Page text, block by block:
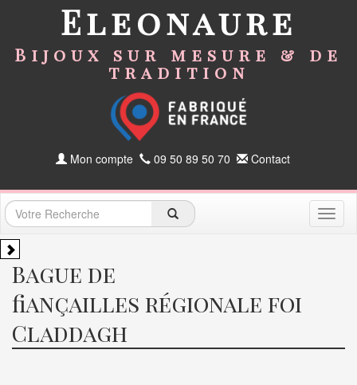
Eleonaure
Bijoux sur mesure & de
tradition
Mon compte 09 50 89 50 70 Contact
Bague de
fiançailles régionale foi
Claddagh